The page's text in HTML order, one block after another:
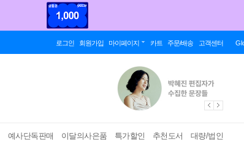
로그인 회원가입 마이페이지 카트 주문/배송 고객센터
예사단독판매 이달의사은품 특가할인 추천도서 대량/법인